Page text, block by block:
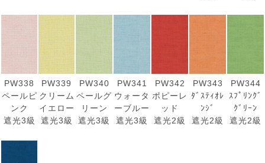
PW338
ペールピ
ンク
遮光3級
PW339
クリーム
イエロー
遮光3級
PW340
ペールグ
リーン
遮光3級
PW341
ウォータ
ーブルー
遮光3級
PW342
ポピーレ
ッド
遮光2級
PW343
ﾀﾞｽﾃｨｵﾚ
ﾝｼﾞ
遮光2級
PW344
ｽﾌﾟﾘﾝｸﾞ
ｸﾞﾘｰﾝ
遮光2級